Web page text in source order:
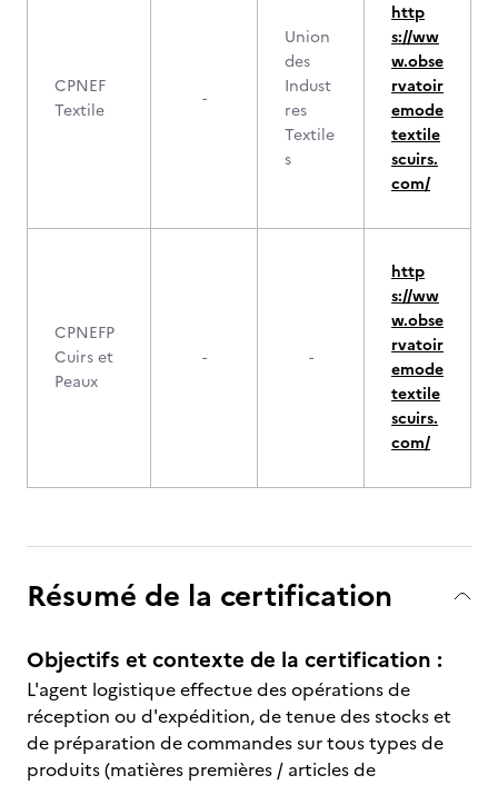
CPNEF
Textile
-
Union
des
Indust
res
Textile
s
http
s://ww
w.obse
rvatoir
emode
textile
scuirs.
com/
CPNEFP
Cuirs et
Peaux
- -
http
s://ww
w.obse
rvatoir
emode
textile
scuirs.
com/
Résumé de la certification
Objectifs et contexte de la certification :
L'agent logistique effectue des opérations de
réception ou d'expédition, de tenue des stocks et
de préparation de commandes sur tous types de
produits (matières premières / articles de